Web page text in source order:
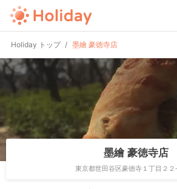
Holiday トップ 墨繪 豪徳寺店
墨繪 豪徳寺店
東京都世田谷区豪徳寺１丁目２